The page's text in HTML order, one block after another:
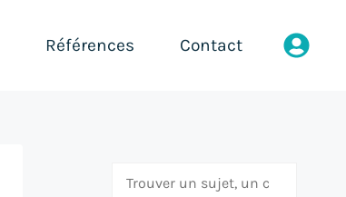
Références Contact